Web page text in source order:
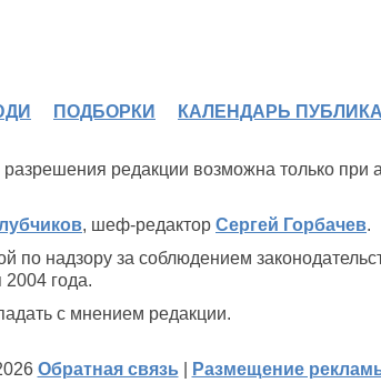
ПОДБОРКИ КАЛЕНДАРЬ
редакции возможна только при
, шеф-редактор Сергей Горбачев.
надзору за соблюдением
года.
с мнением редакции.
Обратная связь Размещение